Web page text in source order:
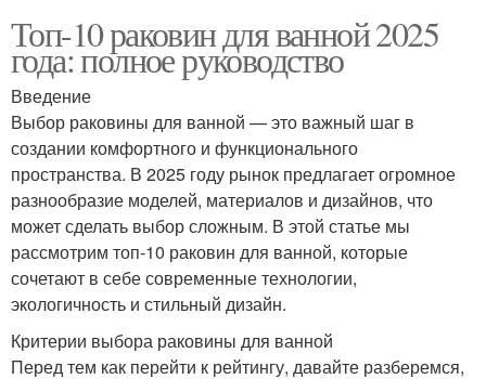
Топ-10 раковин для ванной 2025
года: полное руководство
Введение
Выбор раковины для ванной — это важный шаг в
создании комфортного и функционального
пространства. В 2025 году рынок предлагает огромное
разнообразие моделей, материалов и дизайнов, что
может сделать выбор сложным. В этой статье мы
рассмотрим топ-10 раковин для ванной, которые
сочетают в себе современные технологии,
экологичность и стильный дизайн.
Критерии выбора раковины для ванной
Перед тем как перейти к рейтингу, давайте разберемся,